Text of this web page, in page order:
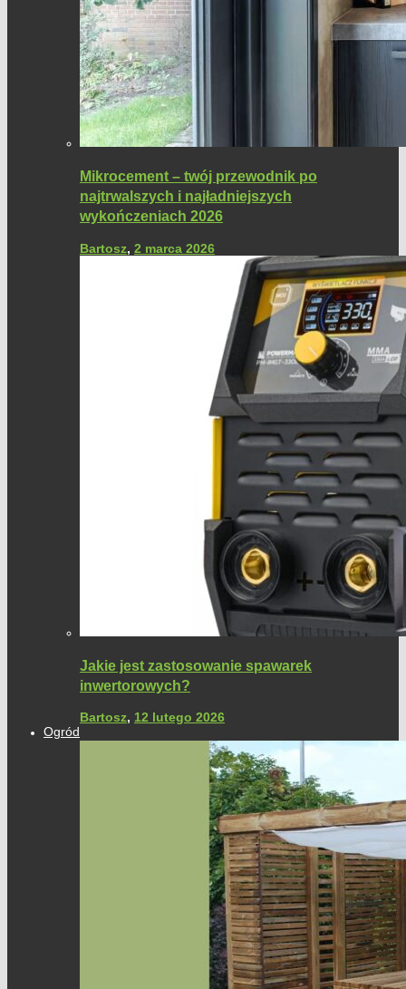
Mikrocement – twój przewodnik po
najtrwalszych i najładniejszych
wykończeniach 2026
Bartosz, 2 marca 2026
Jakie jest zastosowanie spawarek
inwertorowych?
Bartosz, 12 lutego 2026
Ogród